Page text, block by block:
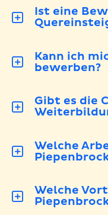
Ist eine
Kann ich
bewerben?
Gibt es die
Welche
Welche